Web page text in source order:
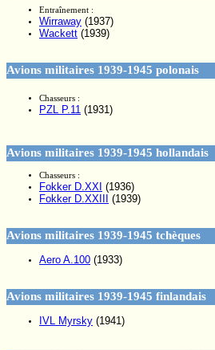
Entraînement :
Wirraway (1937)
Wackett (1939)
Avions militaires 1939-1945 polonais
Chasseurs :
PZL P.11 (1931)
Avions militaires 1939-1945 hollandais
Chasseurs :
Fokker D.XXI (1936)
Fokker D.XXIII (1939)
Avions militaires 1939-1945 tchèques
Aero A.100 (1933)
Avions militaires 1939-1945 finlandais
IVL Myrsky (1941)